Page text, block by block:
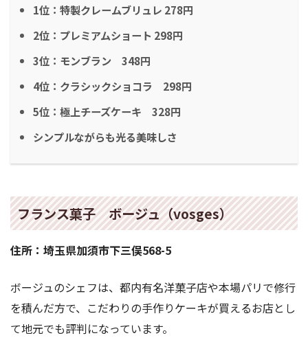
1位：特製クレームブリュレ 278円
2位：プレミアムショート 298円
3位：モンブラン 348円
4位：クラシックショコラ 298円
5位：極上チーズケーキ 328円
シンプルながらも光る美味しさ
フランス菓子 ボージュ（vosges）
住所：埼玉県加須市下三俣568-5
ボージュのシェフは、都内有名洋菓子店や本場パリで修行
を積んだ方で、こだわりの手作りケーキが買えるお店とし
て地元でも評判になっています。